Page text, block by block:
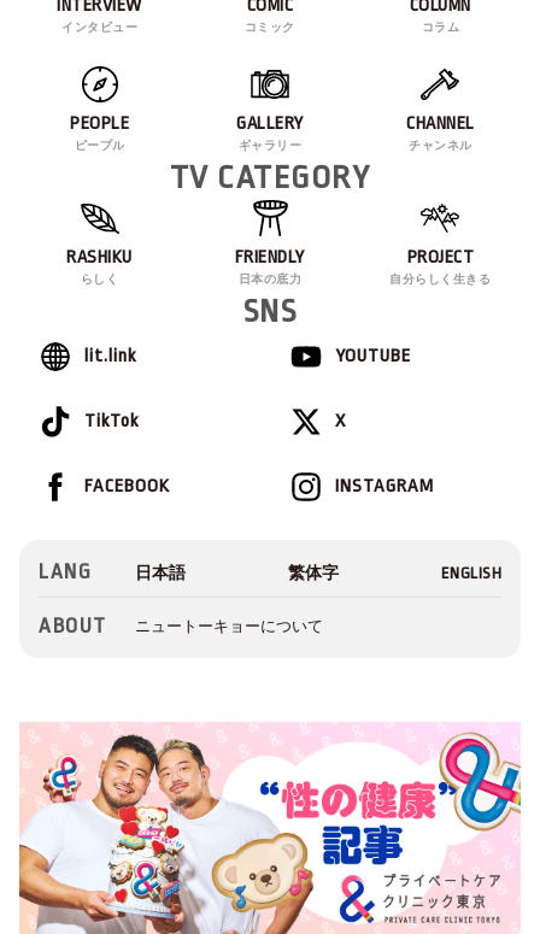
INTERVIEW
インタビュー
COMIC
コミック
COLUMN
コラム
PEOPLE
ピープル
GALLERY
ギャラリー
CHANNEL
チャンネル
TV CATEGORY
RASHIKU
らしく
FRIENDLY
日本の底力
PROJECT
自分らしく生きる
SNS
lit.link YOUTUBE
TikTok X
INSTAGRAM
FACEBOOK
LANG
ABOUT ニュートーキョーについて